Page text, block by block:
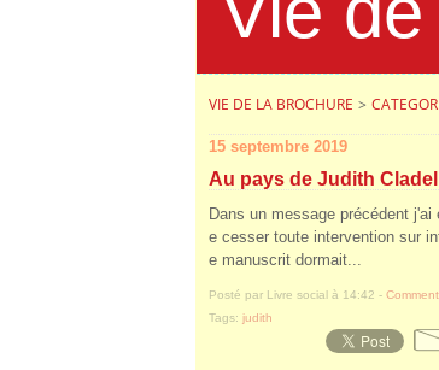
VIE DE LA BROCHURE >
15 septembre 2019
Au pays de Judith Cladel
Dans un message précédent
e cesser toute intervention sur
e manuscrit dormait...
Posté par Livre social à 14:42 -
Tags: judith